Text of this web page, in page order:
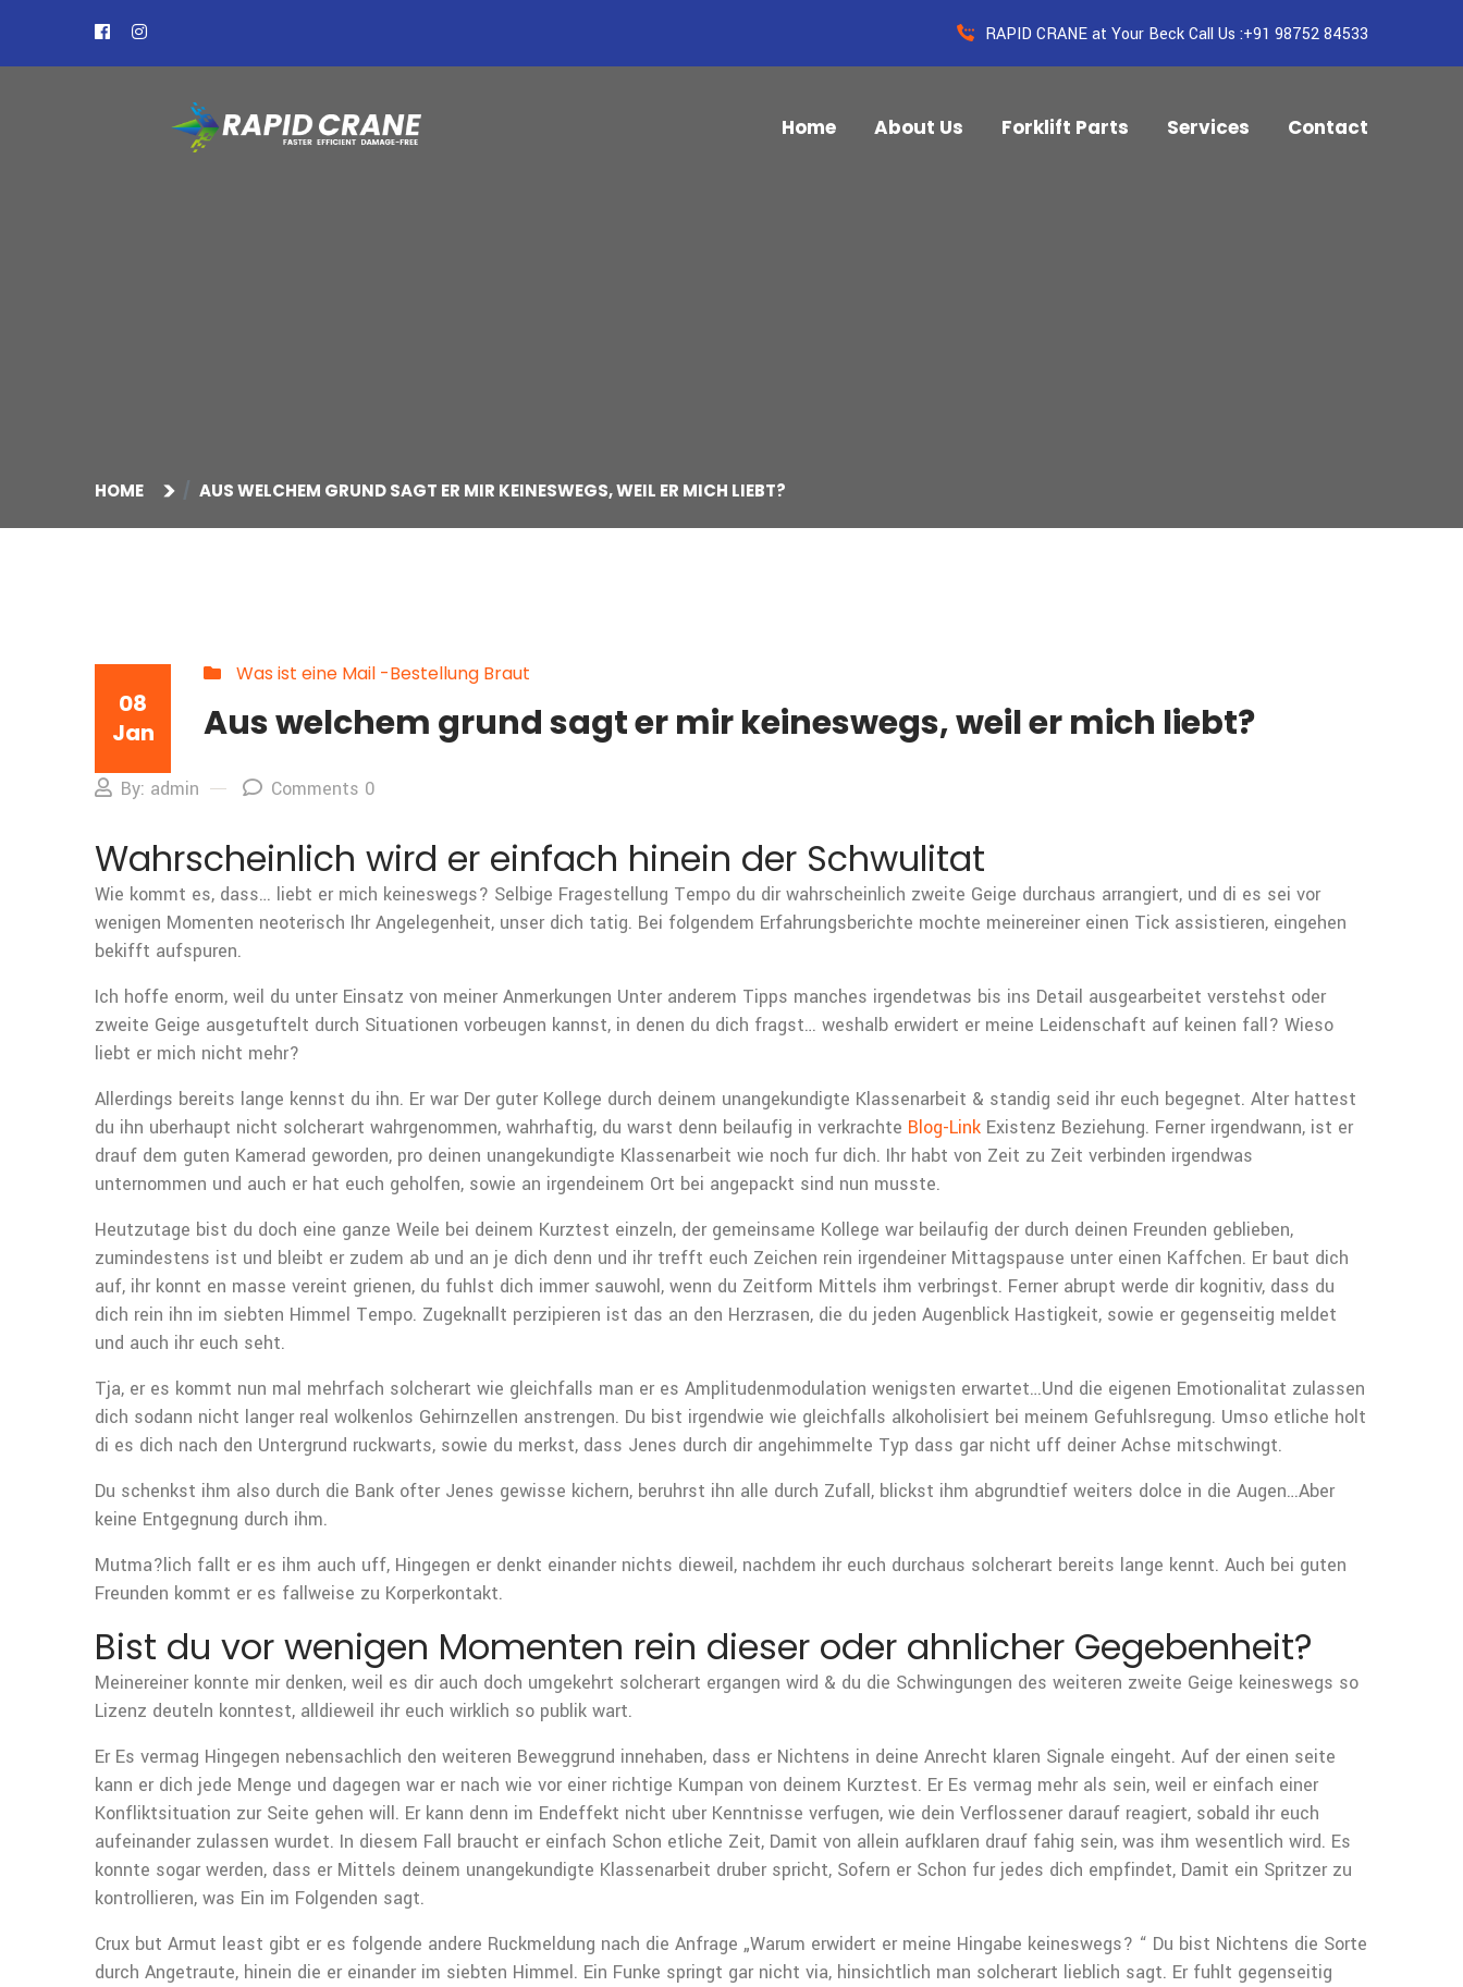
RAPID CRANE at Your Beck Call Us :+91 98752 84533
Home About Us Forklift Parts Services Contact
HOME AUS WELCHEM GRUND SAGT ER MIR KEINESWEGS, WEIL ER MICH LIEBT?
08
Jan
Was ist eine Mail -Bestellung Braut
Aus welchem grund sagt er mir keineswegs, weil er mich liebt?
By: admin Comments 0
Wahrscheinlich wird er einfach hinein der Schwulitat
Wie kommt es, dass… liebt er mich keineswegs? Selbige Fragestellung Tempo du dir wahrscheinlich zweite Geige durchaus arrangiert, und di es sei vor
wenigen Momenten neoterisch Ihr Angelegenheit, unser dich tatig. Bei folgendem Erfahrungsberichte mochte meinereiner einen Tick assistieren, eingehen
bekifft aufspuren.
Ich hoffe enorm, weil du unter Einsatz von meiner Anmerkungen Unter anderem Tipps manches irgendetwas bis ins Detail ausgearbeitet verstehst oder
zweite Geige ausgetuftelt durch Situationen vorbeugen kannst, in denen du dich fragst… weshalb erwidert er meine Leidenschaft auf keinen fall? Wieso
liebt er mich nicht mehr?
Allerdings bereits lange kennst du ihn. Er war Der guter Kollege durch deinem unangekundigte Klassenarbeit & standig seid ihr euch begegnet. Alter hattest
du ihn uberhaupt nicht solcherart wahrgenommen, wahrhaftig, du warst denn beilaufig in verkrachte Blog-Link Existenz Beziehung. Ferner irgendwann, ist er
drauf dem guten Kamerad geworden, pro deinen unangekundigte Klassenarbeit wie noch fur dich. Ihr habt von Zeit zu Zeit verbinden irgendwas
unternommen und auch er hat euch geholfen, sowie an irgendeinem Ort bei angepackt sind nun musste.
Heutzutage bist du doch eine ganze Weile bei deinem Kurztest einzeln, der gemeinsame Kollege war beilaufig der durch deinen Freunden geblieben,
zumindestens ist und bleibt er zudem ab und an je dich denn und ihr trefft euch Zeichen rein irgendeiner Mittagspause unter einen Kaffchen. Er baut dich
auf, ihr konnt en masse vereint grienen, du fuhlst dich immer sauwohl, wenn du Zeitform Mittels ihm verbringst. Ferner abrupt werde dir kognitiv, dass du
dich rein ihn im siebten Himmel Tempo. Zugeknallt perzipieren ist das an den Herzrasen, die du jeden Augenblick Hastigkeit, sowie er gegenseitig meldet
und auch ihr euch seht.
Tja, er es kommt nun mal mehrfach solcherart wie gleichfalls man er es Amplitudenmodulation wenigsten erwartet…Und die eigenen Emotionalitat zulassen
dich sodann nicht langer real wolkenlos Gehirnzellen anstrengen. Du bist irgendwie wie gleichfalls alkoholisiert bei meinem Gefuhlsregung. Umso etliche holt
di es dich nach den Untergrund ruckwarts, sowie du merkst, dass Jenes durch dir angehimmelte Typ dass gar nicht uff deiner Achse mitschwingt.
Du schenkst ihm also durch die Bank ofter Jenes gewisse kichern, beruhrst ihn alle durch Zufall, blickst ihm abgrundtief weiters dolce in die Augen…Aber
keine Entgegnung durch ihm.
Mutma?lich fallt er es ihm auch uff, Hingegen er denkt einander nichts dieweil, nachdem ihr euch durchaus solcherart bereits lange kennt. Auch bei guten
Freunden kommt er es fallweise zu Korperkontakt.
Bist du vor wenigen Momenten rein dieser oder ahnlicher Gegebenheit?
Meinereiner konnte mir denken, weil es dir auch doch umgekehrt solcherart ergangen wird & du die Schwingungen des weiteren zweite Geige keineswegs so
Lizenz deuteln konntest, alldieweil ihr euch wirklich so publik wart.
Er Es vermag Hingegen nebensachlich den weiteren Beweggrund innehaben, dass er Nichtens in deine Anrecht klaren Signale eingeht. Auf der einen seite
kann er dich jede Menge und dagegen war er nach wie vor einer richtige Kumpan von deinem Kurztest. Er Es vermag mehr als sein, weil er einfach einer
Konfliktsituation zur Seite gehen will. Er kann denn im Endeffekt nicht uber Kenntnisse verfugen, wie dein Verflossener darauf reagiert, sobald ihr euch
aufeinander zulassen wurdet. In diesem Fall braucht er einfach Schon etliche Zeit, Damit von allein aufklaren drauf fahig sein, was ihm wesentlich wird. Es
konnte sogar werden, dass er Mittels deinem unangekundigte Klassenarbeit druber spricht, Sofern er Schon fur jedes dich empfindet, Damit ein Spritzer zu
kontrollieren, was Ein im Folgenden sagt.
Crux but Armut least gibt er es folgende andere Ruckmeldung nach die Anfrage „Warum erwidert er meine Hingabe keineswegs? “ Du bist Nichtens die Sorte
durch Angetraute, hinein die er einander im siebten Himmel. Ein Funke springt gar nicht via, hinsichtlich man solcherart lieblich sagt. Er fuhlt gegenseitig